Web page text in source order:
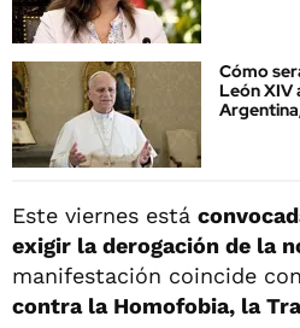
Cómo
León XIV
Este viernes está
exigir la derogación de la
manifestación coincide
contra la Homofobia, la